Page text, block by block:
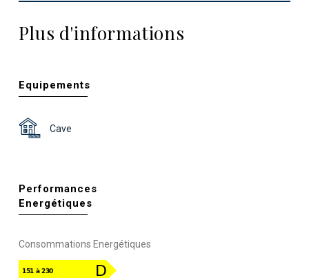
Plus d'informations
Equipements
Cave
Performances
Energétiques
Consommations Energétiques